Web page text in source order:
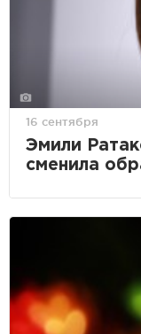
16 сентября
Эмили
сменила